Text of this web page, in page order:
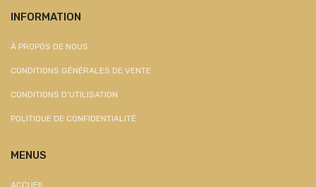
INFORMATION
À PROPOS DE NOUS
CONDITIONS GÉNÉRALES DE VENTE
CONDITIONS D'UTILISATION
POLITIQUE DE CONFIDENTIALITÉ
MENUS
ACCUEIL